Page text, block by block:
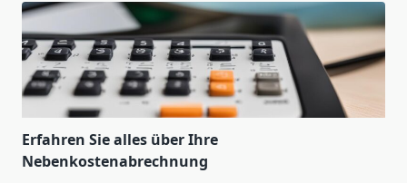
Erfahren Sie alles über Ihre
Nebenkostenabrechnung